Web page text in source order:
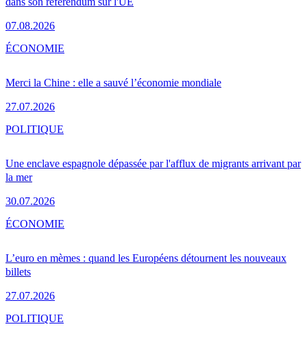
07.08.2026
Merci la Chine : elle a sauvé l’économie mondiale
27.07.2026
ÉCONOMIE
Une enclave espagnole dépassée par l'afflux de migrants arrivant par
la mer
30.07.2026
POLITIQUE
L’euro en mèmes : quand les Européens détournent les nouveaux
billets
27.07.2026
ÉCONOMIE
POLITIQUE